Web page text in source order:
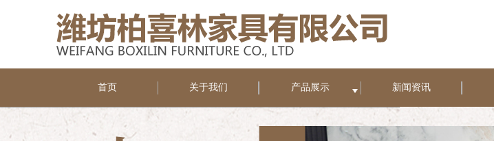
首页 关于我们 产品展示 新闻资讯